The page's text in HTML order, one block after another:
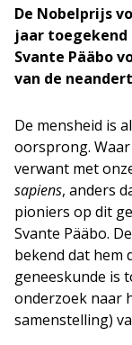
De Nobelprijs
jaar toegekend
Svante Pääbo
van de
De mensheid is
oorsprong.
verwant met
sapiens, anders
pioniers op dit
Svante Pääbo.
bekend dat hem
geneeskunde is
onderzoek naar
samenstelling)